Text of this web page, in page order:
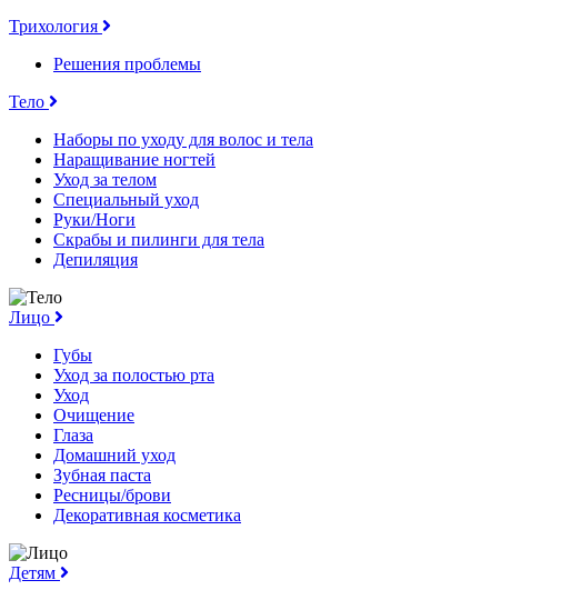
Трихология
Решения проблемы
Тело
Наборы по уходу для волос и тела
Наращивание ногтей
Уход за телом
Специальный уход
Руки/Ноги
Скрабы и пилинги для тела
Депиляция
Лицо
Губы
Уход за полостью рта
Уход
Очищение
Глаза
Домашний уход
Зубная паста
Ресницы/брови
Декоративная косметика
Детям